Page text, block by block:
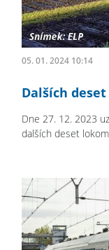
05. 01. 2024 10:14
Dalších deset
Dne 27. 12. 2023
dalších deset